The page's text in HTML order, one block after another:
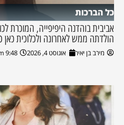
כל הברכות
אביבית בוהדנה היפיפייה, המוכרת
הולדתה ממש לאחרונה ולכלוכית כאן
מירב בן יאיר אוגוסט 4, 2026 9:48 pm